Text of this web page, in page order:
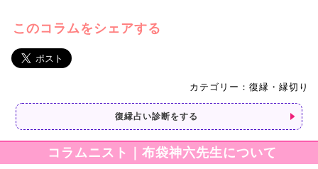
このコラムをシェアする
カテゴリー：復縁・縁切り
復縁占い診断をする
コラムニスト｜布袋神六先生について